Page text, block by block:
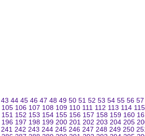
43 44 45 46 47 48 49 50 51 52 53 54 55 56 57
105 106 107 108 109 110 111 112 113 114 115
151 152 153 154 155 156 157 158 159 160
196 197 198 199 200 201 202 203 204 205
241 242 243 244 245 246 247 248 249 250